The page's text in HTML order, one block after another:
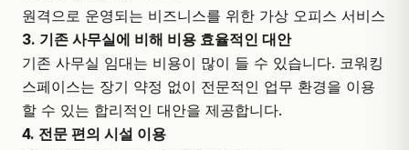
원격으로 운영되는 비즈니스를 위한 가상 오피스 서비스
3. 기존 사무실에 비해 비용 효율적인 대안
기존 사무실 임대는 비용이 많이 들 수 있습니다. 코워킹
스페이스는 장기 약정 없이 전문적인 업무 환경을 이용
할 수 있는 합리적인 대안을 제공합니다.
4. 전문 편의 시설 이용